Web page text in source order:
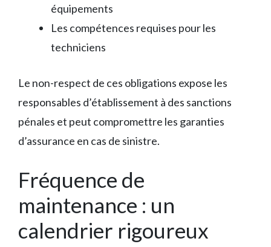
équipements
Les compétences requises pour les
techniciens
Le non-respect de ces obligations expose les
responsables d’établissement à des sanctions
pénales et peut compromettre les garanties
d’assurance en cas de sinistre.
Fréquence de
maintenance : un
calendrier rigoureux